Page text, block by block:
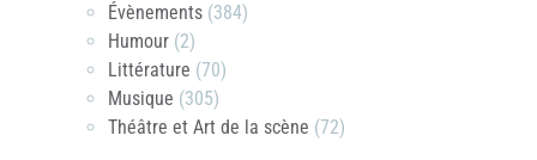
Évènements (384)
Humour (2)
Littérature (70)
Musique (305)
Théâtre et Art de la scène (72)